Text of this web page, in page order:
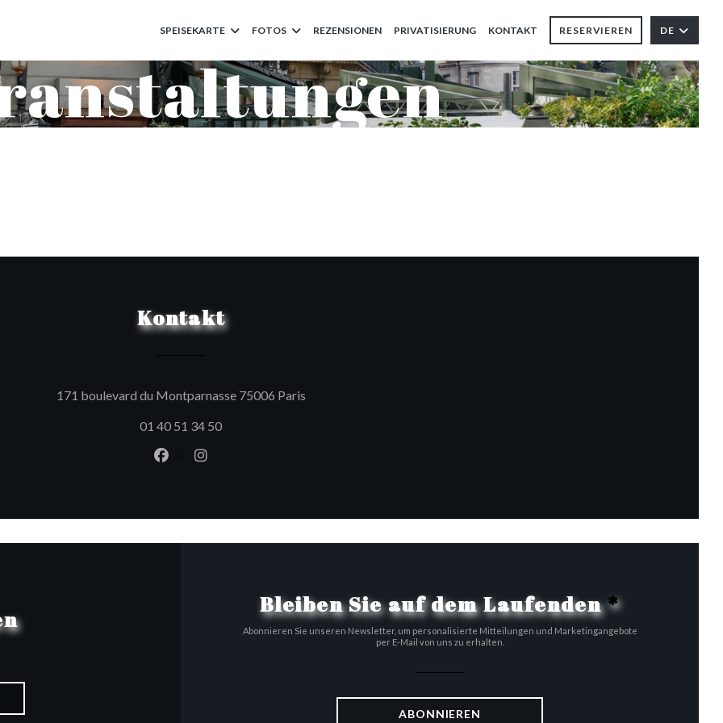
SPEISEKARTE FOTOS REZENSIONEN PRIVATISIERUNG KONTAKT RESERVIEREN DE
Kontakt
171 boulevard du Montparnasse 75006 Paris((öffnet ein neues Fenster))
01 40 51 34 50
Facebook ((öffnet ein neues Fenster))
Instagram ((öffnet ein neues Fenster))
Bleiben Sie auf dem Laufenden*
Abonnieren Sie unseren Newsletter, um personalisierte Mitteilungen und Marketingangebote
per E-Mail von uns zu erhalten.
ABONNIEREN